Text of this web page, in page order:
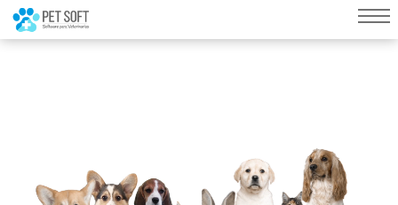
query failed, Table 'nwproject5_petsoft.preload_images' doesn't exist::SQL
Query: /*qc=on*/ select * from preload_images where pagina=239